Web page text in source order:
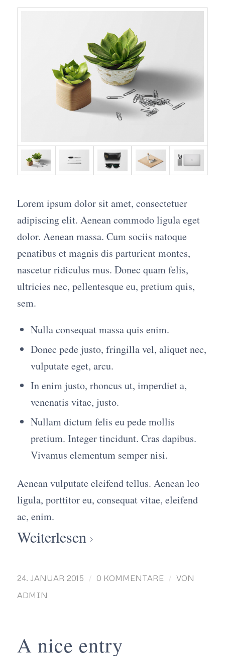
Lorem ipsum dolor sit amet, consectetuer
adipiscing elit. Aenean commodo ligula eget
dolor. Aenean massa. Cum sociis natoque
penatibus et magnis dis parturient montes,
nascetur ridiculus mus. Donec quam felis,
ultricies nec, pellentesque eu, pretium quis,
sem.
Nulla consequat massa quis enim.
Donec pede justo, fringilla vel, aliquet nec,
vulputate eget, arcu.
In enim justo, rhoncus ut, imperdiet a,
venenatis vitae, justo.
Nullam dictum felis eu pede mollis
pretium. Integer tincidunt. Cras dapibus.
Vivamus elementum semper nisi.
Aenean vulputate eleifend tellus. Aenean leo
ligula, porttitor eu, consequat vitae, eleifend
ac, enim.
Weiterlesen
24. JANUAR 2015 / 0 KOMMENTARE / VON
ADMIN
A nice entry